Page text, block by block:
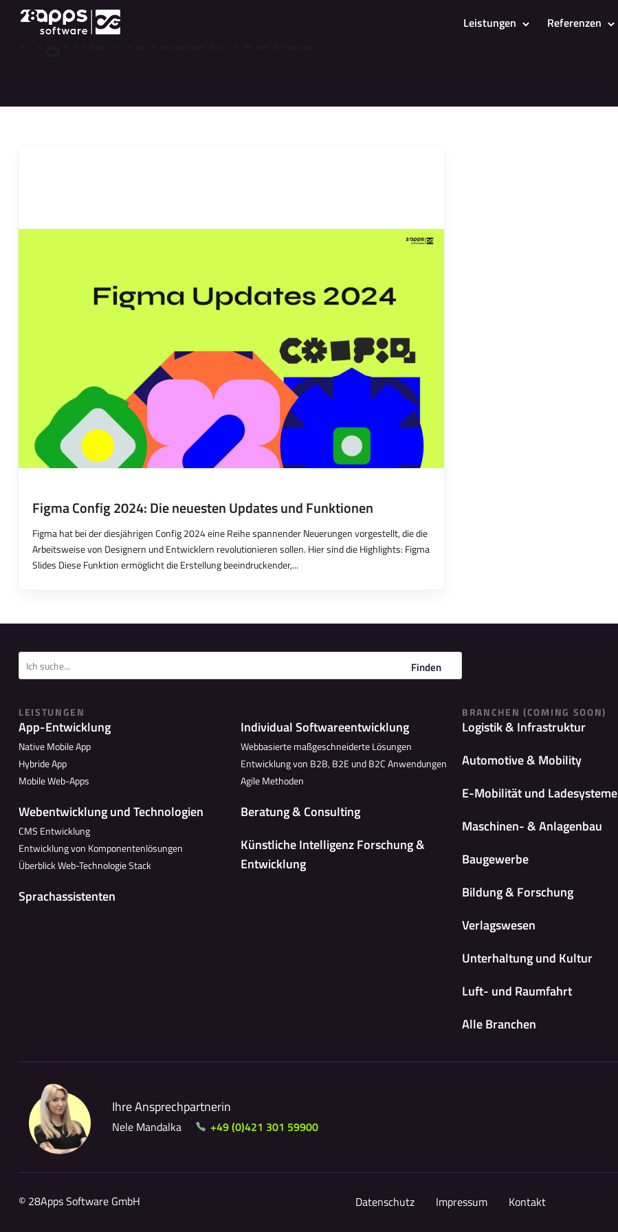
Leistungen Referenzen
Figma Release Notes
Figma Config 2024: Die neuesten Updates und Funktionen
Figma hat bei der diesjährigen Config 2024 eine Reihe spannender Neuerungen vorgestellt, die die
Arbeitsweise von Designern und Entwicklern revolutionieren sollen. Hier sind die Highlights: Figma
Slides Diese Funktion ermöglicht die Erstellung beeindruckender,...
Finden
LEISTUNGEN
App-Entwicklung
Native Mobile App
Hybride App
Mobile Web-Apps
Webentwicklung und Technologien
CMS Entwicklung
Entwicklung von Komponentenlösungen
Überblick Web-Technologie Stack
Sprachassistenten
Individual Softwareentwicklung
Webbasierte maßgeschneiderte Lösungen
Entwicklung von B2B, B2E und B2C Anwendungen
Agile Methoden
Beratung & Consulting
Künstliche Intelligenz Forschung &
Entwicklung
BRANCHEN (COMING SOON)
Logistik & Infrastruktur
Automotive & Mobility
E-Mobilität und Ladesysteme
Maschinen- & Anlagenbau
Baugewerbe
Bildung & Forschung
Verlagswesen
Unterhaltung und Kultur
Luft- und Raumfahrt
Alle Branchen
Ihre Ansprechpartnerin
Nele Mandalka +49 (0)421 301 59900
© 28Apps Software GmbH Datenschutz Impressum Kontakt